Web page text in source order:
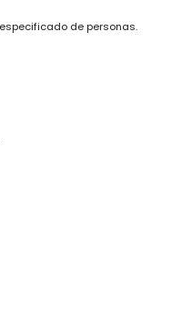
de 1000 metros del
del apartamento)
de personas.